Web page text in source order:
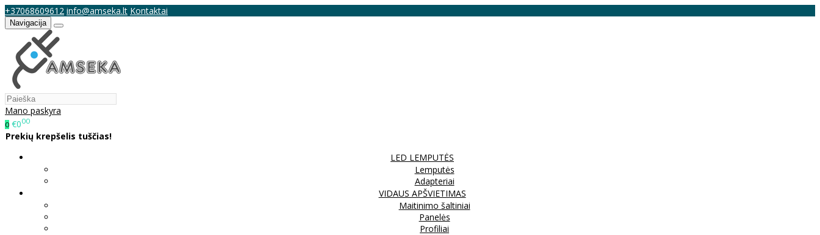
+37068609612 info@amseka.lt Kontaktai
Navigacija
Mano paskyra
0 €000
Prekių krepšelis tuščias!
LED LEMPUTĖS
Lemputės
Adapteriai
VIDAUS APŠVIETIMAS
Maitinimo šaltiniai
Panelės
Profiliai